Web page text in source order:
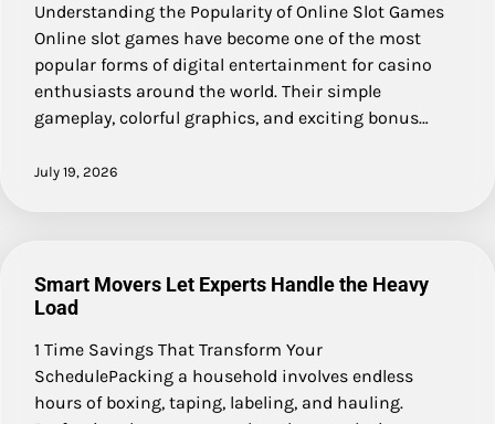
Understanding the Popularity of Online Slot Games
Online slot games have become one of the most
popular forms of digital entertainment for casino
enthusiasts around the world. Their simple
gameplay, colorful graphics, and exciting bonus…
July 19, 2026
Smart Movers Let Experts Handle the Heavy
Load
1 Time Savings That Transform Your
SchedulePacking a household involves endless
hours of boxing, taping, labeling, and hauling.